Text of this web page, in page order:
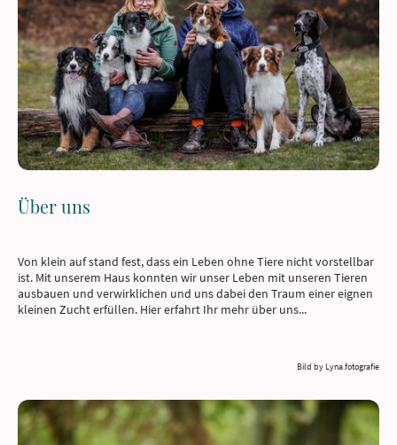
Über uns
Von klein auf stand fest, dass ein Leben ohne Tiere nicht vorstellbar
ist. Mit unserem Haus konnten wir unser Leben mit unseren Tieren
ausbauen und verwirklichen und uns dabei den Traum einer eignen
kleinen Zucht erfüllen. Hier erfahrt Ihr mehr über uns...
Bild by Lyna.fotografie